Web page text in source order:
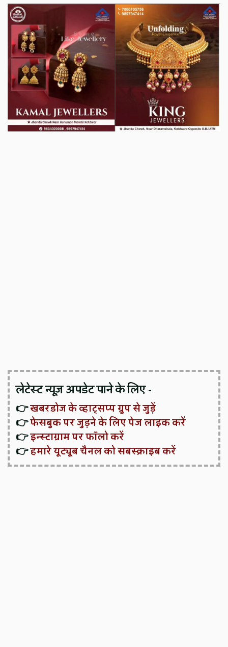
लेटेस्ट न्यूज़ अपडेट पाने के लिए -
👉खबरडोज के व्हाट्सप्प ग्रुप से जुड़ें
👉फेसबुक पर जुड़ने के लिए पेज लाइक करें
👉इन्स्टाग्राम पर फॉलो करें
👉हमारे यूट्यूब चैनल को सबस्क्राइब करें